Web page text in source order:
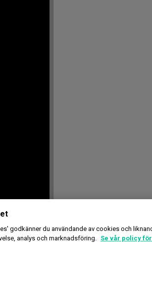
godkänner du användande av cookies och
analys och marknadsföring.
Se vår policy